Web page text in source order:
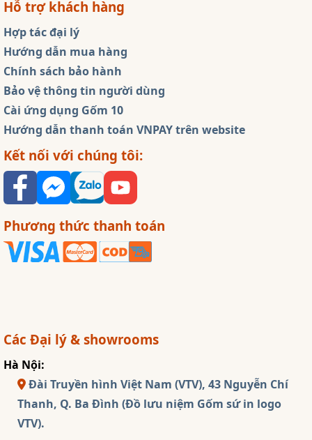
Hỗ trợ khách hàng
Hợp tác đại lý
Hướng dẫn mua hàng
Chính sách bảo hành
Bảo vệ thông tin người dùng
Cài ứng dụng Gốm 10
Hướng dẫn thanh toán VNPAY trên website
Kết nối với chúng tôi:
Phương thức thanh toán
Các Đại lý & showrooms
Hà Nội:
Đài Truyền hình Việt Nam (VTV), 43 Nguyễn Chí
Thanh, Q. Ba Đình (Đồ lưu niệm Gốm sứ in logo
VTV).